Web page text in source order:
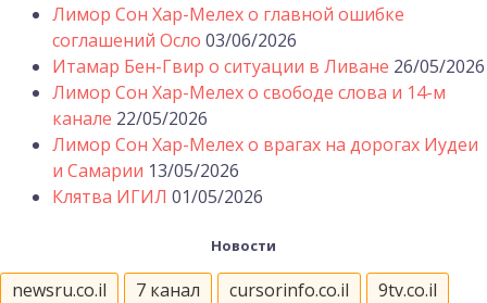
Лимор Сон Хар-Мелех о главной ошибке
соглашений Осло 03/06/2026
Итамар Бен-Гвир о ситуации в Ливане 26/05/2026
Лимор Сон Хар-Мелех о свободе слова и 14-м
канале 22/05/2026
Лимор Сон Хар-Мелех о врагах на дорогах Иудеи
и Самарии 13/05/2026
Клятва ИГИЛ 01/05/2026
Новости
newsru.co.il 7 канал cursorinfo.co.il 9tv.co.il